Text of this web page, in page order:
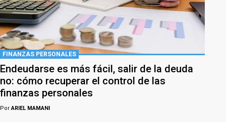
FINANZAS PERSONALES
Endeudarse es más fácil, salir de la deuda
no: cómo recuperar el control de las
finanzas personales
PorARIEL MAMANI